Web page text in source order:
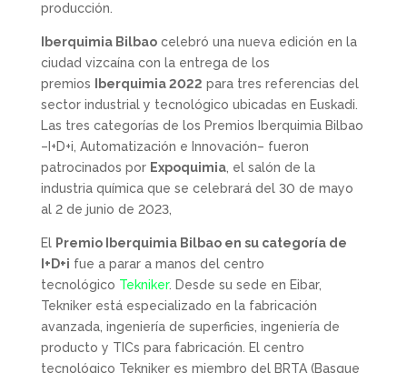
producción.
Iberquimia Bilbaocelebró una nueva edición en la
ciudad vizcaína con la entrega de los
premios
Iberquimia 2022 para tres referencias del
sector industrial y tecnológico ubicadas en Euskadi.
Las tres categorías de los Premios Iberquimia Bilbao
–I+D+i, Automatización e Innovación– fueron
patrocinados por Expoquimia, el salón de la
industria química que se celebrará del 30 de mayo
al 2 de junio de 2023,
El Premio Iberquimia Bilbao en su categoría de
I+D+i fue a parar a manos del centro
tecnológico Tekniker. Desde su sede en Eibar,
Tekniker está especializado en la fabricación
avanzada, ingeniería de superficies, ingeniería de
producto y TICs para fabricación. El centro
tecnológico Tekniker es miembro del BRTA (Basque